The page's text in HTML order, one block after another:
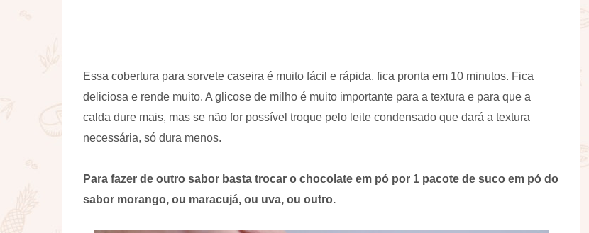
Essa cobertura para sorvete caseira é muito fácil e rápida, fica pronta em 10 minutos. Fica
deliciosa e rende muito. A glicose de milho é muito importante para a textura e para que a
calda dure mais, mas se não for possível troque pelo leite condensado que dará a textura
necessária, só dura menos.
Para fazer de outro sabor basta trocar o chocolate em pó por 1 pacote de suco em pó do
sabor morango, ou maracujá, ou uva, ou outro.